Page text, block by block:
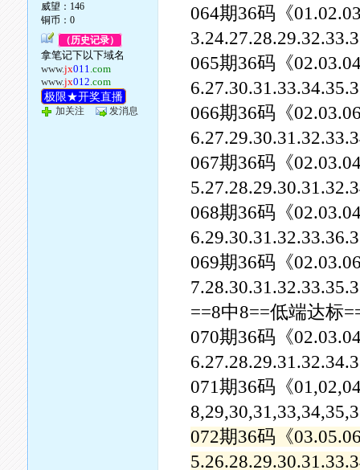
威望：146
铜币：0
（历史记录）
拿笔记下以下域名
www.jx011.com
www.jx012.com
极限★开奖直播
加关注 发消息
064期36码《
065期36码《
066期36码《
067期36码《
068期36码《
069期36码《
==8中8==低端达标
070期36码《
071期36码《
072期36码《